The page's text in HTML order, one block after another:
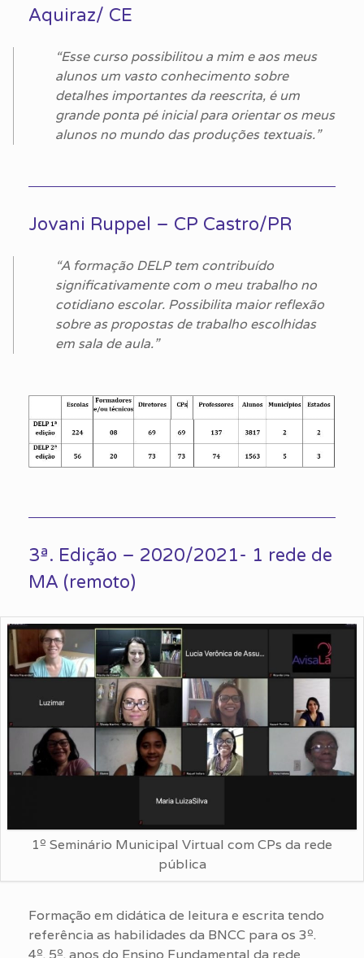
Aquiraz/ CE
“Esse curso possibilitou a mim e aos meus
alunos um vasto conhecimento sobre
detalhes importantes da reescrita, é um
grande ponta pé inicial para orientar os meus
alunos no mundo das produções textuais.”
Jovani Ruppel – CP Castro/PR
“A formação DELP tem contribuído
significativamente com o meu trabalho no
cotidiano escolar. Possibilita maior reflexão
sobre as propostas de trabalho escolhidas
em sala de aula.”
3ª. Edição – 2020/2021- 1 rede de
MA (remoto)
1º Seminário Municipal Virtual com CPs da rede
pública
Formação em didática de leitura e escrita tendo
referência as habilidades da BNCC para os 3º.
4º. 5º. anos do Ensino Fundamental da rede